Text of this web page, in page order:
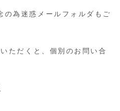
の為迷惑メールフォルダもご
ただくと、個別のお問い合